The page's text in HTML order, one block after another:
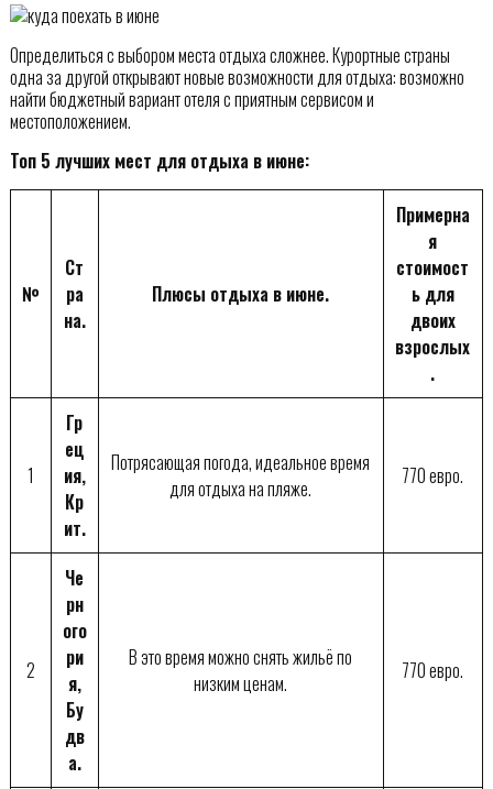
Определиться с выбором места отдыха сложнее. Курортные страны
одна за другой открывают новые возможности для отдыха: возможно
найти бюджетный вариант отеля с приятным сервисом и
местоположением.
Топ 5 лучших мест для отдыха в июне:
№
Ст
ра
на.
Плюсы отдыха в июне.
Примерна
я
стоимост
ь для
двоих
взрослых
.
1
Гр
ец
ия,
Кр
ит.
Потрясающая погода, идеальное время
для отдыха на пляже.
770 евро.
2
Че
рн
ого
ри
я,
Бу
дв
а.
В это время можно снять жильё по
низким ценам.
770 евро.